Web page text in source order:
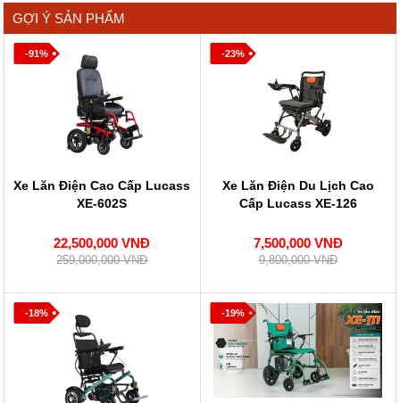
GỢI Ý SẢN PHẨM
-91%
Xe Lăn Điện Cao Cấp Lucass
XE-602S
22,500,000 VNĐ
259,000,000 VNĐ
-23%
Xe Lăn Điện Du Lịch Cao
Cấp Lucass XE-126
7,500,000 VNĐ
9,800,000 VNĐ
-18% -19%